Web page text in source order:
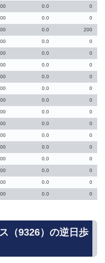
0.0 0
0.0 0
0.0 200
0.0 0
0.0 0
0.0 0
0.0 0
0.0 0
0.0 0
0.0 0
0.0 0
0.0 0
0.0 0
0.0 0
0.0 0
0.0 0
0.0 0
（9326）の逆日歩